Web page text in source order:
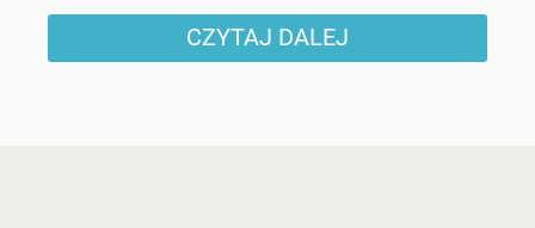
CZYTAJ DALEJ